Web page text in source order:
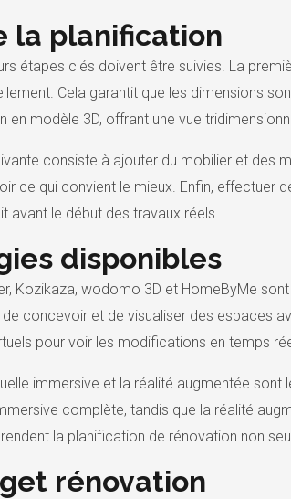
la planification
étapes clés doivent être suivies. La
Cela garantit que les dimensions
en modèle 3D, offrant une vue
consiste à ajouter du mobilier et des
ce qui convient le mieux. Enfin, effectuer
avant le début des travaux réels.
disponibles
Kozikaza, wodomo 3D et HomeByMe
concevoir et de visualiser des espaces
pour voir les modifications en temps
immersive et la réalité augmentée sont
complète, tandis que la réalité
la planification de rénovation non
rénovation